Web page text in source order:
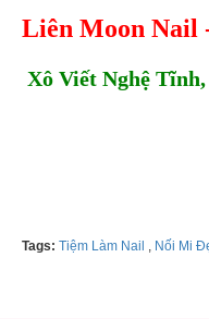
Liên Moon Nail
Xô Viết Nghệ
Tags: Tiệm Làm Nail , Nối Mi